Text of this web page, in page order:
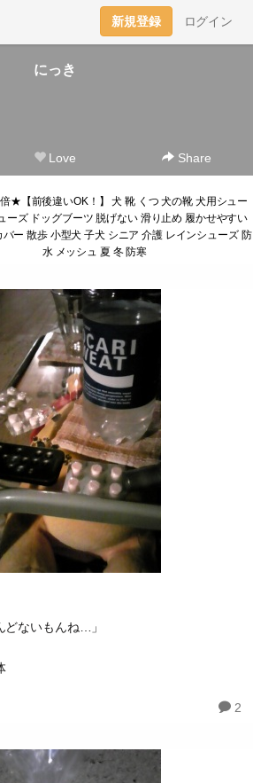
新規登録 ログイン
にっき
Love Share
★【前後違いOK！】 犬 靴 くつ 犬の靴 犬用シュー
ーズ ドッグブーツ 脱げない 滑り止め 履かせやすい
バー 散歩 小型犬 子犬 シニア 介護 レインシューズ 防
水 メッシュ 夏 冬 防寒
どないもんね…」
2